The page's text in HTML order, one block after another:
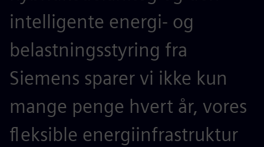
intelligente energi- og
belastningsstyring fra
Siemens sparer vi ikke kun
mange penge hvert år, vores
fleksible energiinfrastruktur